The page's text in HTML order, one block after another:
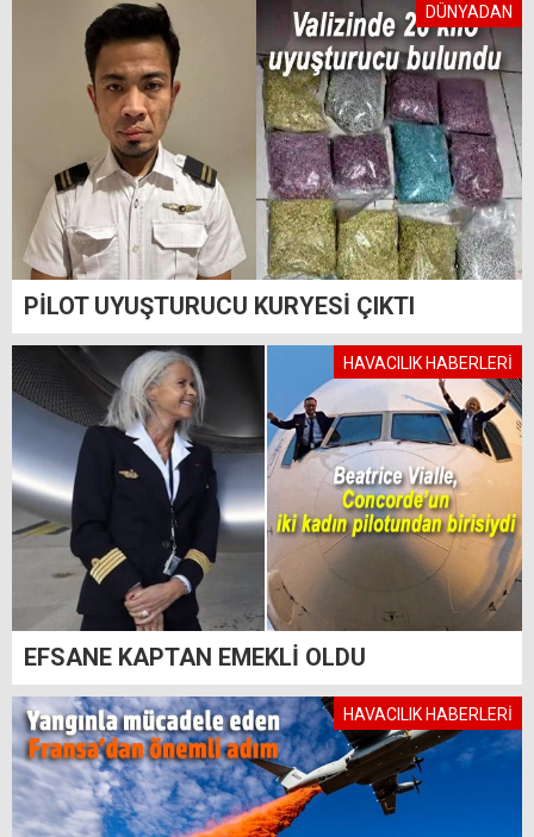
DÜNYADAN
PİLOT UYUŞTURUCU KURYESİ ÇIKTI
HAVACILIK HABERLERİ
EFSANE KAPTAN EMEKLİ OLDU
HAVACILIK HABERLERİ